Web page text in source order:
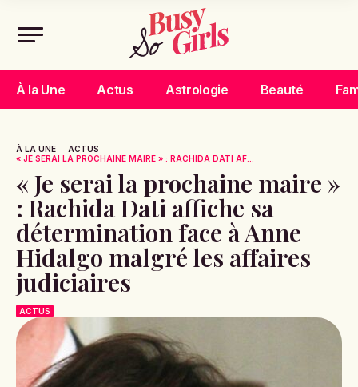
À la Une Actus Astrologie Beauté
À LA UNE
ACTUS
« JE SERAI LA PROCHAINE MAIRE » : RACHIDA DATI AF...
« Je serai la prochaine maire »
: Rachida Dati affiche sa
détermination face à Anne
Hidalgo malgré les affaires
judiciaires
ACTUS